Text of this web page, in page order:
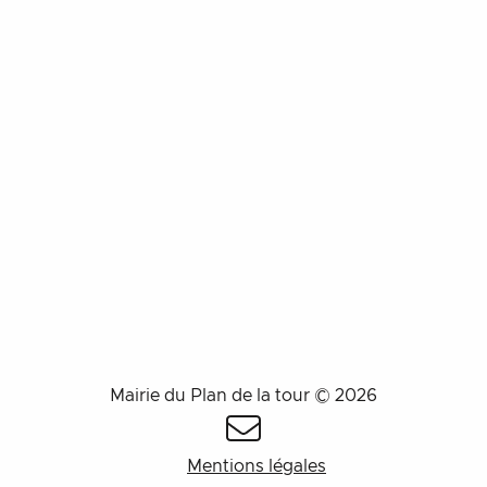
Mairie du Plan de la tour © 2026
Mentions légales